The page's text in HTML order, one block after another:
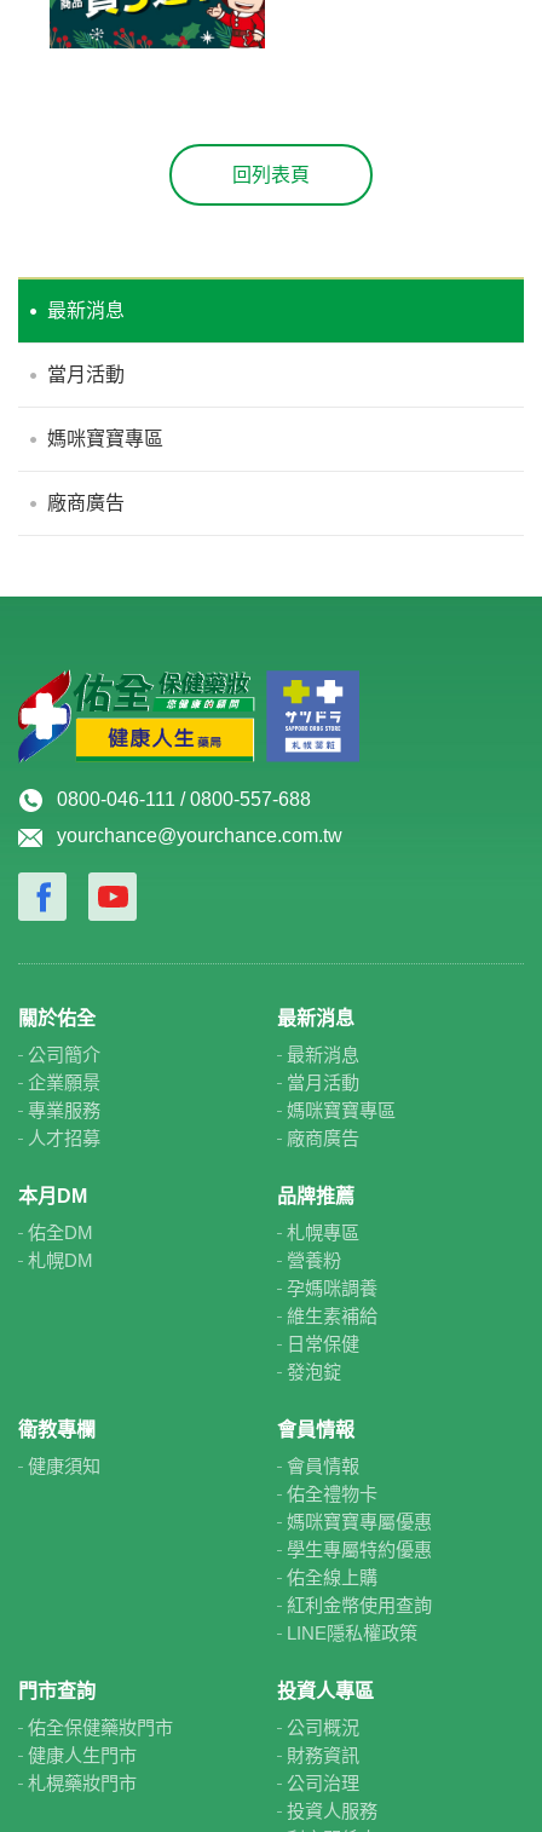
最新消息
當月活動
媽咪寶寶專區
廠商廣告
回列表頁
0800-046-111 / 0800-557-688
yourchance@yourchance.com.tw
關於佑全
公司簡介
企業願景
專業服務
人才招募
最新消息
最新消息
當月活動
媽咪寶寶專區
廠商廣告
本月DM
佑全DM
札幌DM
品牌推薦
札幌專區
營養粉
孕媽咪調養
維生素補給
日常保健
發泡錠
衛教專欄
健康須知
會員情報
會員情報
佑全禮物卡
媽咪寶寶專屬優惠
學生專屬特約優惠
佑全線上購
紅利金幣使用查詢
LINE隱私權政策
門市查詢
佑全保健藥妝門市
健康人生門市
札榥藥妝門市
投資人專區
公司概況
財務資訊
公司治理
投資人服務